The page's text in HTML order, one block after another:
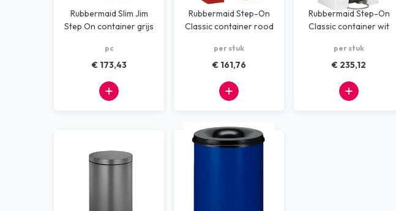
Rubbermaid Slim Jim
Step On container grijs
pc
€ 173,43
Rubbermaid Step-On
Classic container rood
per stuk
€ 161,76
Rubbermaid Step-On
Classic container wit
per stuk
€ 235,12